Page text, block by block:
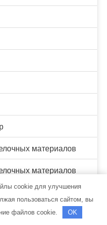
материалов
материалов
дилер LADA
cookie для улучшения
пользоваться сайтом, вы
файлов cookie.
OK